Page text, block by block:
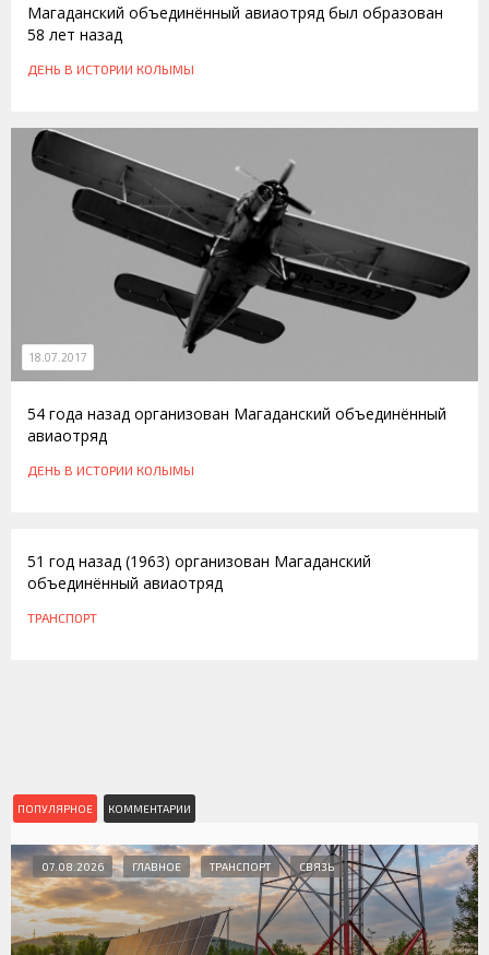
Магаданский объединённый авиаотряд был образован
58 лет назад
ДЕНЬ В ИСТОРИИ КОЛЫМЫ
18.07.2017
54 года назад организован Магаданский объединённый
авиаотряд
ДЕНЬ В ИСТОРИИ КОЛЫМЫ
51 год назад (1963) организован Магаданский
объединённый авиаотряд
ТРАНСПОРТ
ПОПУЛЯРНОЕ КОММЕНТАРИИ
07.08.2026 ГЛАВНОЕ ТРАНСПОРТ СВЯЗЬ